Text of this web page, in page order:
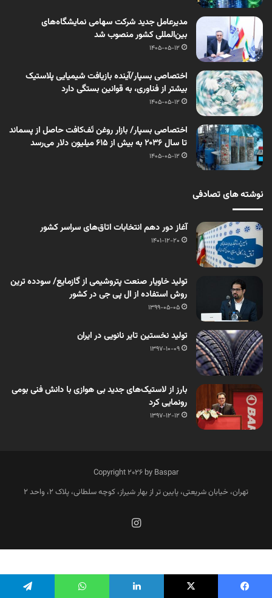
مدیرعامل جدید شرکت سهامی نمایشگاه‌های
بین‌المللی کشور منصوب شد
1405-05-12
اختصاصی بسپار/آینده بازیافت شیمیایی پلاستیک
بیشتر از فناوری، به قوانین بستگی دارد
1405-05-12
اختصاصی بسپار/ بازار روغن تَف‌کافت حاصل از پسماند
تا سال ۲۰۳۶ به بیش از ۶۱۵ میلیون دلار می‌رسد
1405-05-12
نوشته های تصادفی
آغاز دور دهم انتخابات اتاق‌های سراسر کشور
1401-12-20
تولید خاویار صنعت پتروشیمی از گازمایع/ سودده ترین
روش استفاده از ال پی جی در کشور
1399-05-05
تولید نخستین تایر نانویی در ایران
1397-10-09
بارز از لاستیک‌های جدید بی هوازی با دانش فنی بومی
رونمایی کرد
1397-12-12
Copyright 2026 by Baspar
تهران، خیابان شریعتی، پایین تر از بهار شیراز، کوچه سلطانی، پلاک 2، واحد 2
فارسی